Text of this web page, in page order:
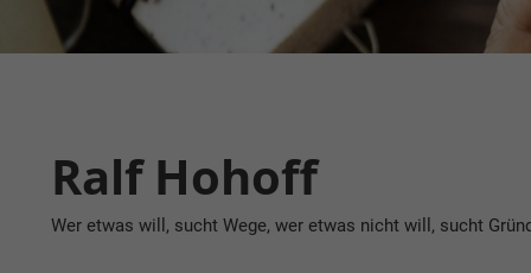
Ralf Hohoff
Wer etwas will, sucht Wege, wer etwas nicht will, sucht